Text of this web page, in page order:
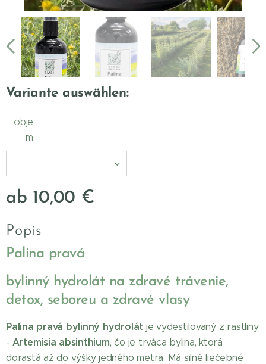
Variante auswählen:
obje
m
ab 10,00 €
Popis
Palina pravá
bylinný hydrolát na zdravé trávenie,
detox, seboreu a zdravé vlasy
Palina pravá bylinný hydrolát je vydestilovaný z rastliny
- Artemisia absinthium, čo je trváca bylina, ktorá
dorastá až do výšky jedného metra. Má silné liečebné